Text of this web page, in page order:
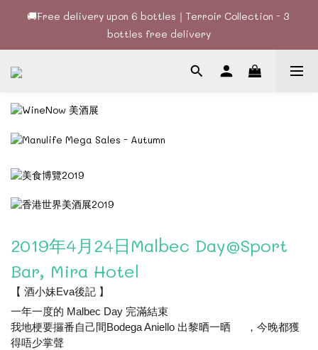
🚚Free delivery upon 6 bottles｜Terroir Collection - 3
bottles free delivery
bottles free delivery
你的最佳婚宴酒酒商
🚚Free delivery upon 6 bottles｜Terroir Collection - 3
2019年4月24日Malbec Day@Sport
Bar, Mira Hotel
【 酒小妹Eva後記 】
一年一度的 Malbec Day 完滿結束
我地梗要攞番自己間Bodega Aniello 出黎晒一晒
，今晚都獲
得唔少掌聲